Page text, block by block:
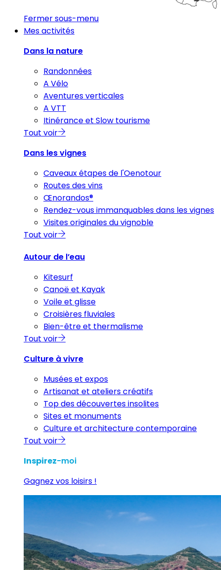
Fermer sous-menu
Mes activités
Dans la nature
Randonnées
A Vélo
Aventures verticales
A VTT
Itinérance et Slow tourisme
Tout voir
Dans les vignes
Caveaux étapes de l'Oenotour
Routes des vins
Œnorandos®
Rendez-vous immanquables dans les vignes
Visites originales du vignoble
Tout voir
Autour de l’eau
Kitesurf
Canoë et Kayak
Voile et glisse
Croisières fluviales
Bien-être et thermalisme
Tout voir
Culture à vivre
Musées et expos
Artisanat et ateliers créatifs
Top des découvertes insolites
Sites et monuments
Culture et architecture contemporaine
Tout voir
Inspirez-moi
Gagnez vos loisirs !